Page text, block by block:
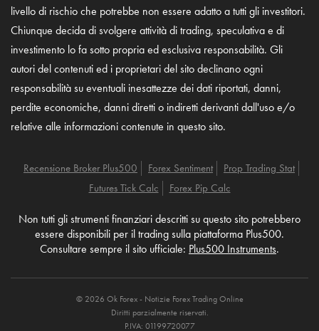
livello di rischio che potrebbe non essere adatto a tutti gli investitori.
Chiunque decida di svolgere attività di trading, speculativa e di
investimento lo fa sotto propria ed esclusiva responsabilità. Gli
autori del contenuti ed i proprietari del sito declinano ogni
responsabilità su eventuali inesattezze dei dati riportati, danni,
perdite economiche, danni diretti o indiretti derivanti dall'uso e/o
relative alle informazioni contenute in questo sito.
Recensione Broker Plus500 Forex Sentiment
Prop Trading Stat
Futures Tick Calc
Forex Pip Calc
Non tutti gli strumenti finanziari descritti su questo sito potrebbero
essere disponibili per il trading sulla piattaforma Plus500.
Consultare sempre il sito ufficiale: Plus500 Instruments.
© 2026 Ok Forex - Notizie Forex Trading Online
Diritti parzialmente riservati.
P.IVA: 01199720077